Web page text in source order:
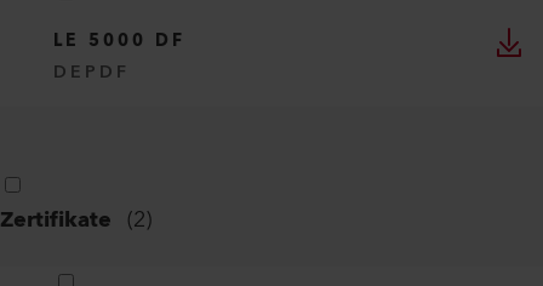
LE 5000 DF
DE PDF
Zertifikate (2)